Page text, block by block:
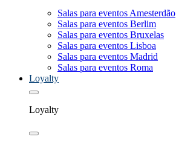
Salas para eventos Amesterdão
Salas para eventos Berlim
Salas para eventos Bruxelas
Salas para eventos Lisboa
Salas para eventos Madrid
Salas para eventos Roma
Loyalty
Loyalty